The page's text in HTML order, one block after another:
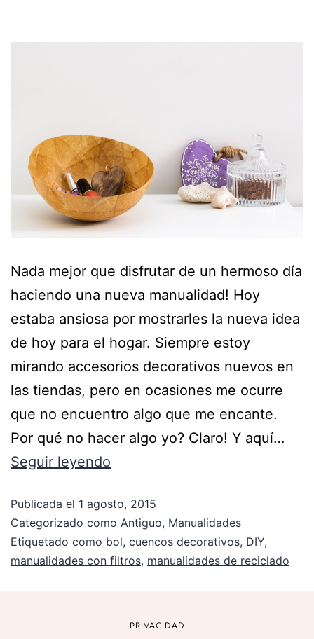
Nada mejor que disfrutar de un hermoso día
haciendo una nueva manualidad! Hoy
estaba ansiosa por mostrarles la nueva idea
de hoy para el hogar. Siempre estoy
mirando accesorios decorativos nuevos en
las tiendas, pero en ocasiones me ocurre
que no encuentro algo que me encante.
Por qué no hacer algo yo? Claro! Y aquí…
Seguir leyendo
Publicada el 1 agosto, 2015
Categorizado como Antiguo, Manualidades
Etiquetado como bol, cuencos decorativos, DIY,
manualidades con filtros, manualidades de reciclado
PRIVACIDAD